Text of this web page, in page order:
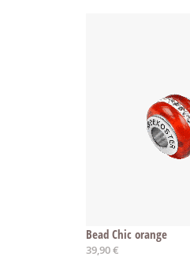
Bead Chic orange
39,90 €